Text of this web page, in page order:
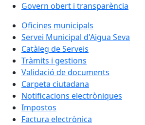
Govern obert i transparència
Oficines municipals
Servei Municipal d'Aigua Seva
Catàleg de Serveis
Tràmits i gestions
Validació de documents
Carpeta ciutadana
Notificacions electròniques
Impostos
Factura electrònica